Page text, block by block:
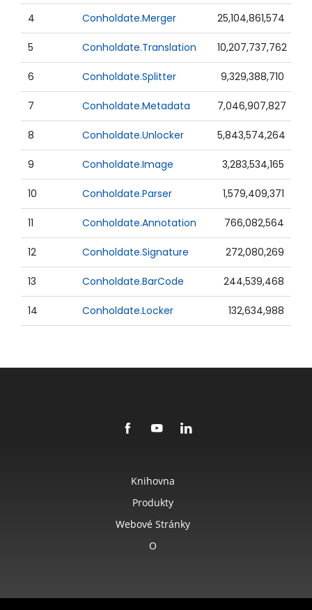
4 Conholdate.Merger 25,104,861,574
5 Conholdate.Translation 10,207,737,762
6 Conholdate.Splitter 9,329,388,710
7 Conholdate.Metadata 7,046,907,827
8 Conholdate.Unlocker 5,843,574,264
9 Conholdate.Image 3,283,534,165
10 Conholdate.Parser 1,579,409,371
11 Conholdate.Annotation 766,082,564
12 Conholdate.Signature 272,080,269
13 Conholdate.BarCode 244,539,468
14 Conholdate.Locker 132,634,988
Knihovna
Produkty
Webové Stránky
O